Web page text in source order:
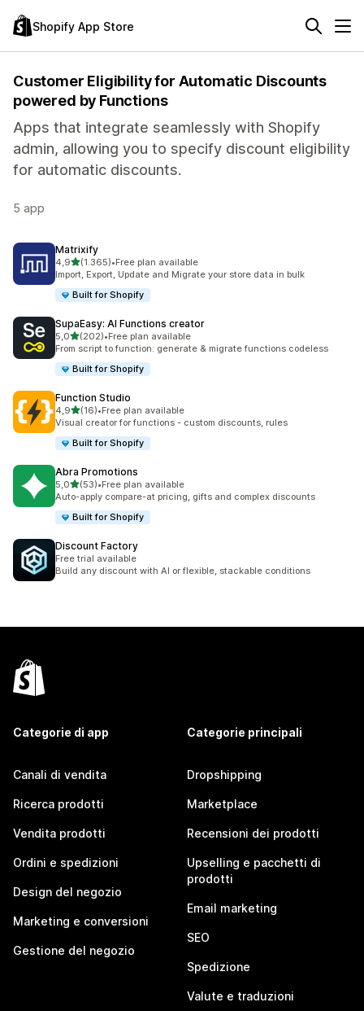
Shopify App Store
Customer Eligibility for Automatic Discounts
powered by Functions
Apps that integrate seamlessly with Shopify
admin, allowing you to specify discount eligibility
for automatic discounts.
5 app
Matrixify
4,9stelle su 5
(1.365)
1365 recensioni totali
•Free plan available
Import, Export, Update and Migrate your store data in bulk
Built for Shopify
SupaEasy: AI Functions creator
5,0stelle su 5
(202)
202 recensioni totali
•Free plan available
From script to function: generate & migrate functions codeless
Built for Shopify
Function Studio
4,9stelle su 5
(16)
16 recensioni totali
•Free plan available
Visual creator for functions - custom discounts, rules
Built for Shopify
Abra Promotions
5,0stelle su 5
(53)
53 recensioni totali
•Free plan available
Auto-apply compare-at pricing, gifts and complex discounts
Built for Shopify
Discount Factory
Free trial available
Build any discount with AI or flexible, stackable conditions
Categorie di app
Canali di vendita
Ricerca prodotti
Vendita prodotti
Ordini e spedizioni
Design del negozio
Marketing e conversioni
Gestione del negozio
Categorie principali
Dropshipping
Marketplace
Recensioni dei prodotti
Upselling e pacchetti di
prodotti
Email marketing
SEO
Spedizione
Valute e traduzioni